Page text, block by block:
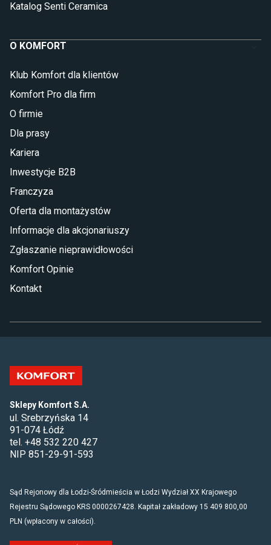
Katalog Senti Ceramica
O KOMFORT
Klub Komfort dla klientów
Komfort Pro dla firm
O firmie
Dla prasy
Kariera
Inwestycje B2B
Franczyza
Oferta dla montażystów
Informacje dla akcjonariuszy
Zgłaszanie nieprawidłowości
Komfort Opinie
Kontakt
Sklepy Komfort S.A.
ul. Srebrzyńska 14
91-074 Łódź
tel. +48 532 220 427
NIP 851-29-91-593
Sąd Rejonowy dla Łodzi-Śródmieścia w Łodzi Wydział XX Krajowego
Rejestru Sądowego KRS 0000267428. Kapitał zakładowy 15 409 800,00
PLN (wpłacony w całości).